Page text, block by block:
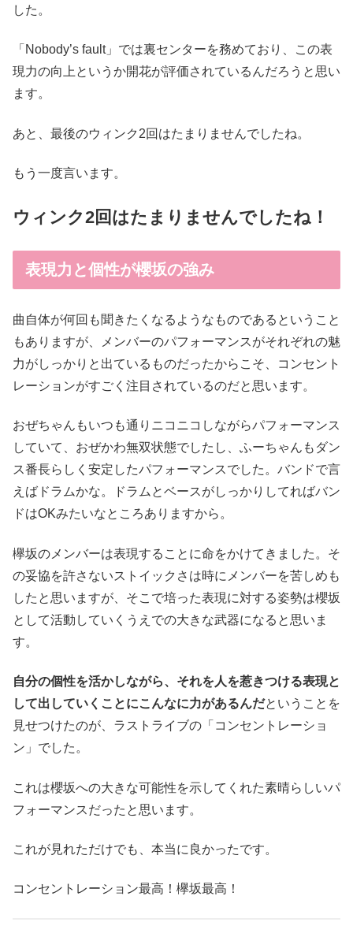
した。
「Nobody’s fault」では裏センターを務めており、この表
現力の向上というか開花が評価されているんだろうと思い
ます。
あと、最後のウィンク2回はたまりませんでしたね。
もう一度言います。
ウィンク2回はたまりませんでしたね！
表現力と個性が櫻坂の強み
曲自体が何回も聞きたくなるようなものであるということ
もありますが、メンバーのパフォーマンスがそれぞれの魅
力がしっかりと出ているものだったからこそ、コンセント
レーションがすごく注目されているのだと思います。
おぜちゃんもいつも通りニコニコしながらパフォーマンス
していて、おぜかわ無双状態でしたし、ふーちゃんもダン
ス番長らしく安定したパフォーマンスでした。バンドで言
えばドラムかな。ドラムとベースがしっかりしてればバン
ドはOKみたいなところありますから。
欅坂のメンバーは表現することに命をかけてきました。そ
の妥協を許さないストイックさは時にメンバーを苦しめも
したと思いますが、そこで培った表現に対する姿勢は櫻坂
として活動していくうえでの大きな武器になると思いま
す。
自分の個性を活かしながら、それを人を惹きつける表現と
して出していくことにこんなに力があるんだということを
見せつけたのが、ラストライブの「コンセントレーショ
ン」でした。
これは櫻坂への大きな可能性を示してくれた素晴らしいパ
フォーマンスだったと思います。
これが見れただけでも、本当に良かったです。
コンセントレーション最高！欅坂最高！